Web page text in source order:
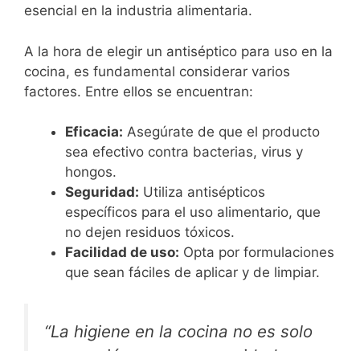
esencial en la industria alimentaria.
A la hora de elegir un antiséptico para uso en la
cocina, es fundamental considerar varios
factores. Entre ellos se encuentran:
Eficacia: Asegúrate de que el producto
sea efectivo contra bacterias, virus y
hongos.
Seguridad: Utiliza antisépticos
específicos para el uso alimentario, que
no dejen residuos tóxicos.
Facilidad de uso: Opta por formulaciones
que sean fáciles de aplicar y de limpiar.
“La higiene en la cocina no es solo